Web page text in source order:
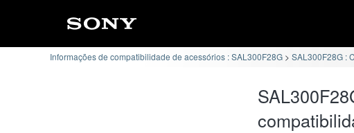
Informações de compatibilidade de acessórios : SAL300F28G SAL300F28G :